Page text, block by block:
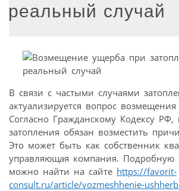
реальный случай
В связи с частыми случаями
актуализируется вопрос
Согласно Гражданскому Кодексу
затопления обязан возместить
Это может быть как собственник
управляющая компания.
можно найти на сайте https://favorit-
consult.ru/article/vozmeshhenie-